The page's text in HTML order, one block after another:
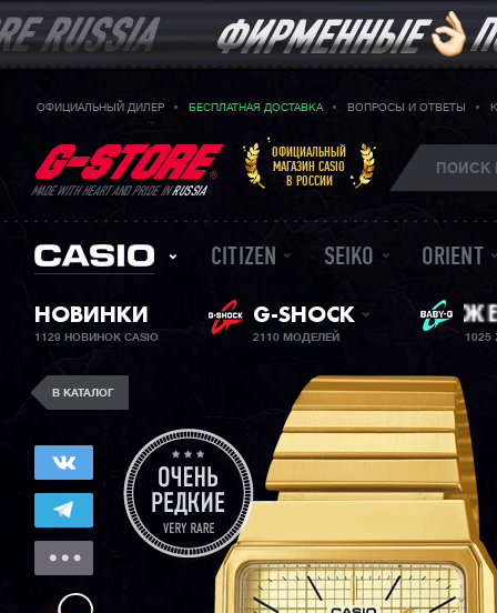
ОФИЦИАЛЬНЫЙ ДИЛЕР БЕСПЛАТНАЯ ДОСТАВКА ВОПРОСЫ И ОТВЕТЫ
MADE WITH HEART AND PRIDE INRUSSIA
ОФИЦИАЛЬНЫЙ
МАГАЗИН CASIO
В РОССИИ
CITIZEN SEIKO ORIENT
НОВИНКИ
1129 НОВИНОК CASIO
G-SHOCK
2110 МОДЕЛЕЙ
В КАТАЛОГ